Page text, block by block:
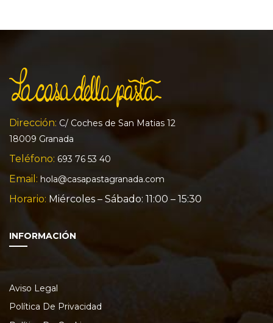
Dirección: C/ Coches de San Matias 12
18009 Granada
Teléfono: 693 76 53 40
Email: hola@casapastagranada.com
Horario: Miércoles – Sábado: 11:00 – 15:30
INFORMACIÓN
Aviso Legal
Política De Privacidad